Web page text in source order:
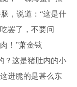
，说道：“这是什
罢了，不要问
！”萧金铉
？这是猪肚内的小
迸脆的是甚么东